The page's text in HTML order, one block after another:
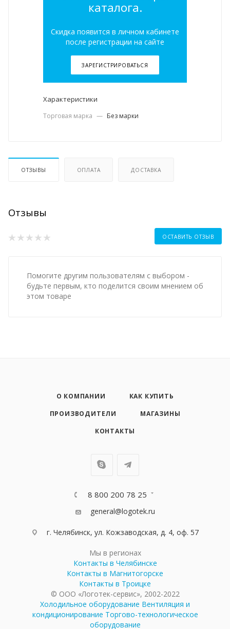
каталога.
Скидка появится в личном кабинете
после регистрации на сайте
ЗАРЕГИСТРИРОВАТЬСЯ
Характеристики
Торговая марка — Без марки
ОТЗЫВЫ ОПЛАТА ДОСТАВКА
Отзывы
ОСТАВИТЬ ОТЗЫВ
Помогите другим пользователям с выбором -
будьте первым, кто поделится своим мнением об
этом товаре
О КОМПАНИИ
КАК КУПИТЬ
ПРОИЗВОДИТЕЛИ
МАГАЗИНЫ
КОНТАКТЫ
8 800 200 78 25
general@logotek.ru
г. Челябинск, ул. Кожзаводская, д. 4, оф. 57
Мы в регионах
Контакты в Челябинске
Контакты в Магнитогорске
Контакты в Троицке
© ООО «Логотек-сервис», 2002-2022
Холодильное оборудование Вентиляция и
кондиционирование Торгово-технологическое
оборудование